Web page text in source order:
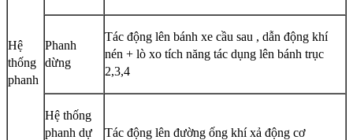
Hệ
thống
phanh
Phanh
dừng
Tác động lên bánh xe cầu sau , dẫn động khí
nén + lò xo tích năng tác dụng lên bánh trục
2,3,4
Hệ thống
phanh dự
Tác động lên đường ống khí xả động cơ